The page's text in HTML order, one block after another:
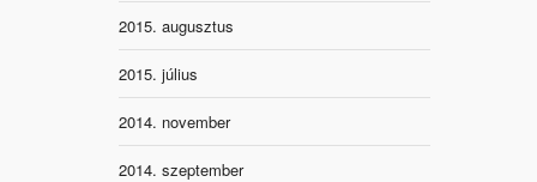
2015. augusztus
2015. július
2014. november
2014. szeptember